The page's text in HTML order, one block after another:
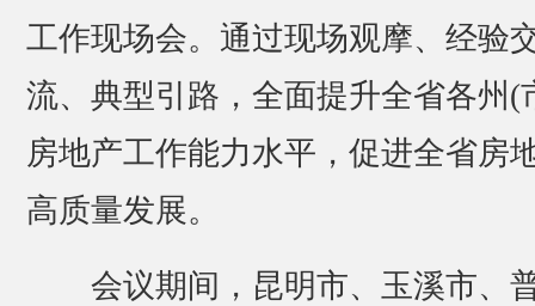
工作现场会。通过现场观摩、经验
流、典型引路，全面提升全省各州(
房地产工作能力水平，促进全省房
高质量发展。
会议期间，昆明市、玉溪市、